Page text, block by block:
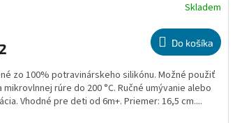
Skladem
Do košíka
zo 100% potravinárskeho silikónu. Možné použiť
mikrovlnnej rúre do 200 °C. Ručné umývanie alebo
Vhodné pre deti od 6m+. Priemer: 16,5 cm....